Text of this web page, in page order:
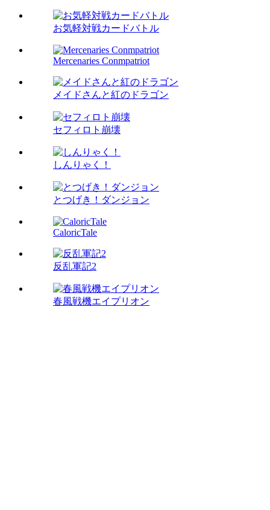
お気軽対戦カードバトル
Mercenaries Conmpatriot
メイドさんと紅のドラゴン
セフィロト崩壊
しんりゃく！
とつげき！ダンジョン
CaloricTale
反乱軍記2
春風戦機エイプリオン